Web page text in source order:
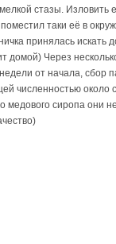
стазы.
таки её в
принялась искать
Через
от начала, сбор
численностью
сиропа они